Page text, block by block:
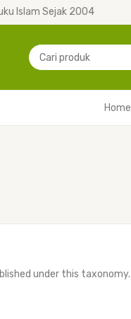
Islam Sejak 2004
Home
under this taxonomy.